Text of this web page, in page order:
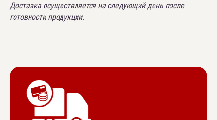
Доставка осуществляется на следующий день после
готовности продукции.